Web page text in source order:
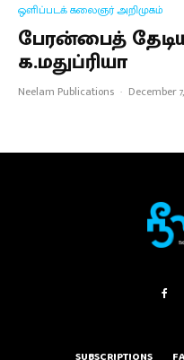
ஒளிப்படக் கலைஞர் அறிமுகம்
பேரன்பைத்
க.மதுப்ரியா
Neelam Publications · December